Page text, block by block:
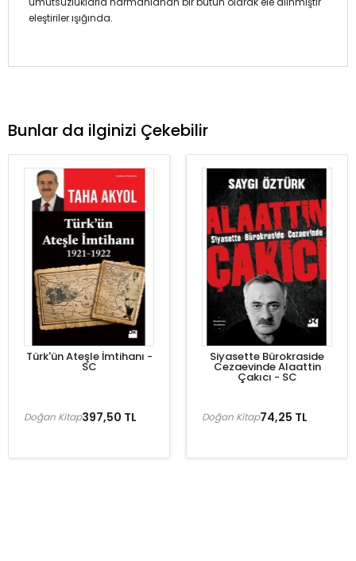
eleştiriler ışığında.
Bunlar da ilginizi Çekebilir
Türk'ün Ateşle İmtihanı -
SC
397,50 TL
Doğan Kitap
Siyasette Bürokraside
Cezaevinde Alaattin
Çakıcı - SC
74,25 TL
Doğan Kitap